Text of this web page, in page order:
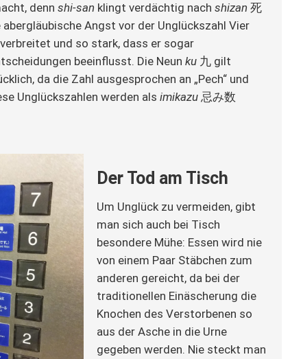
denn shi-san klingt verdächtig nach shizan 死
abergläubische Angst vor der Unglückszahl Vier
und so stark, dass er sogar
beeinflusst. Die Neun ku 九 gilt
da die Zahl ausgesprochen an „Pech“ und
Unglückszahlen werden als imikazu 忌み数
Der Tod am Tisch
Um Unglück zu vermeiden, gibt
man sich auch bei Tisch
besondere Mühe: Essen wird nie
von einem Paar Stäbchen zum
anderen gereicht, da bei der
traditionellen Einäscherung die
Knochen des Verstorbenen so
aus der Asche in die Urne
gegeben werden. Nie steckt man